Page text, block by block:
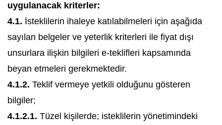
uygulanacak kriterler:
4.1. İsteklilerin ihaleye katılabilmeleri için aşağıda
sayılan belgeler ve yeterlik kriterleri ile fiyat dışı
unsurlara ilişkin bilgileri e-teklifleri kapsamında
beyan etmeleri gerekmektedir.
4.1.2. Teklif vermeye yetkili olduğunu gösteren
bilgiler;
4.1.2.1. Tüzel kişilerde; isteklilerin yönetimindeki